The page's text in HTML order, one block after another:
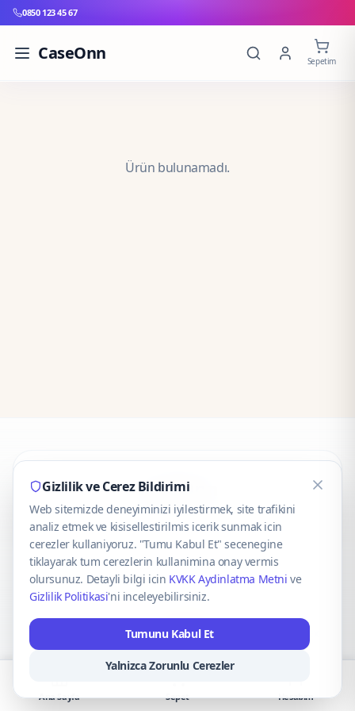
0850 123 45 67
CaseOnn Sepetim
Ürün bulunamadı.
CaseOnn
© 2025 CaseOnn. Tüm hakları saklıdır.
VISA Mastercard
Gizlilik ve Cerez Bildirimi
Web sitemizde deneyiminizi iyilestirmek, site trafikini
analiz etmek ve kisisellestirilmis icerik sunmak icin
cerezler kullaniyoruz. "Tumu Kabul Et" secenegine
tiklayarak tum cerezlerin kullanimina onay vermis
olursunuz. Detayli bilgi icin KVKK Aydinlatma Metni ve
Gizlilik Politikasi'ni inceleyebilirsiniz.
Tumunu Kabul Et
Yalnizca Zorunlu Cerezler
Ana Sayfa Sepet Hesabım